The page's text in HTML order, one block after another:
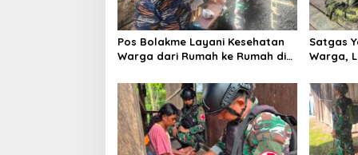
Pos Bolakme Layani Kesehatan
Warga dari Rumah ke Rumah di
Satgas
Warga,
Nawa